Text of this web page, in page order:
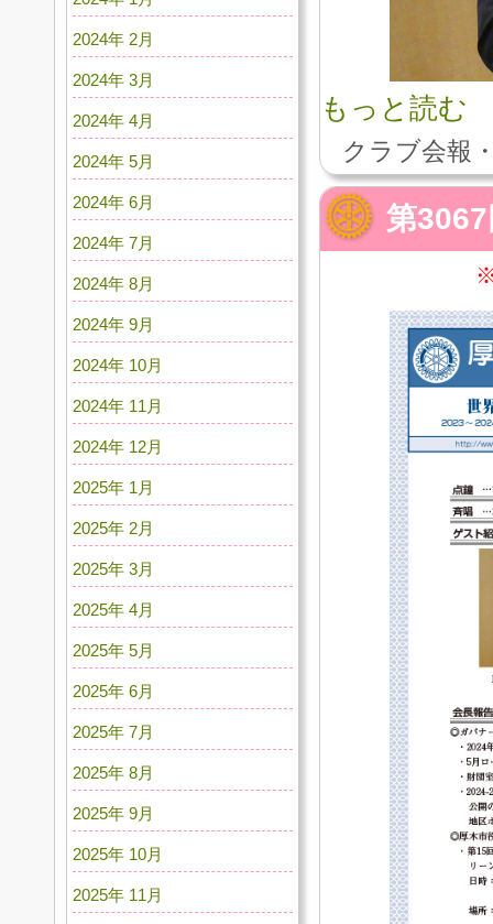
もっと読む
クラブ会報
第
2024年 2月
2024年 3月
2024年 4月
2024年 5月
2024年 6月
2024年 7月
2024年 8月
2024年 9月
2024年 10月
2024年 11月
2024年 12月
2025年 1月
2025年 2月
2025年 3月
2025年 4月
2025年 5月
2025年 6月
2025年 7月
2025年 8月
2025年 9月
2025年 10月
2025年 11月